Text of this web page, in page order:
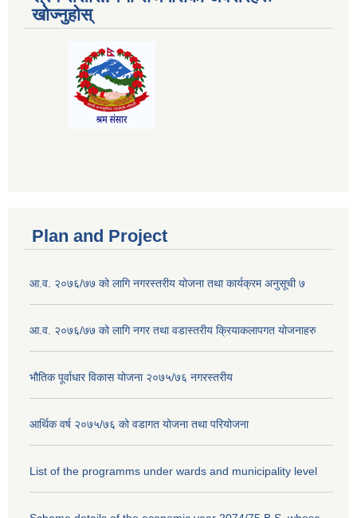
खोज्नुहोस्
Plan and Project
आ.व. २०७६/७७ को लागि नगरस्तरीय योजना तथा कार्यक्रम अनुसूची ७
आ.व. २०७६/७७ को लागि नगर तथा वडास्तरीय क्रियाकलापगत योजनाहरु
भौतिक पूर्वाधार विकास योजना २०७५/७६ नगरस्तरीय
आर्थिक वर्ष २०७५/७६ को वडागत योजना तथा परियोजना
List of the programms under wards and municipality level